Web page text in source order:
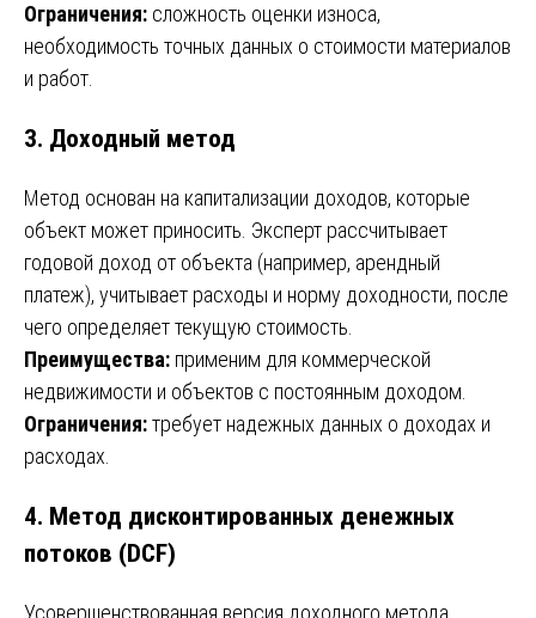
Ограничения: сложность оценки износа,
необходимость точных данных о стоимости материалов
и работ.
3. Доходный метод
Метод основан на капитализации доходов, которые
объект может приносить. Эксперт рассчитывает
годовой доход от объекта (например, арендный
платеж), учитывает расходы и норму доходности, после
чего определяет текущую стоимость.
Преимущества: применим для коммерческой
недвижимости и объектов с постоянным доходом.
Ограничения:требует надежных данных о доходах и
расходах.
4. Метод дисконтированных денежных
потоков (DCF)
Усовершенствованная версия доходного метода,